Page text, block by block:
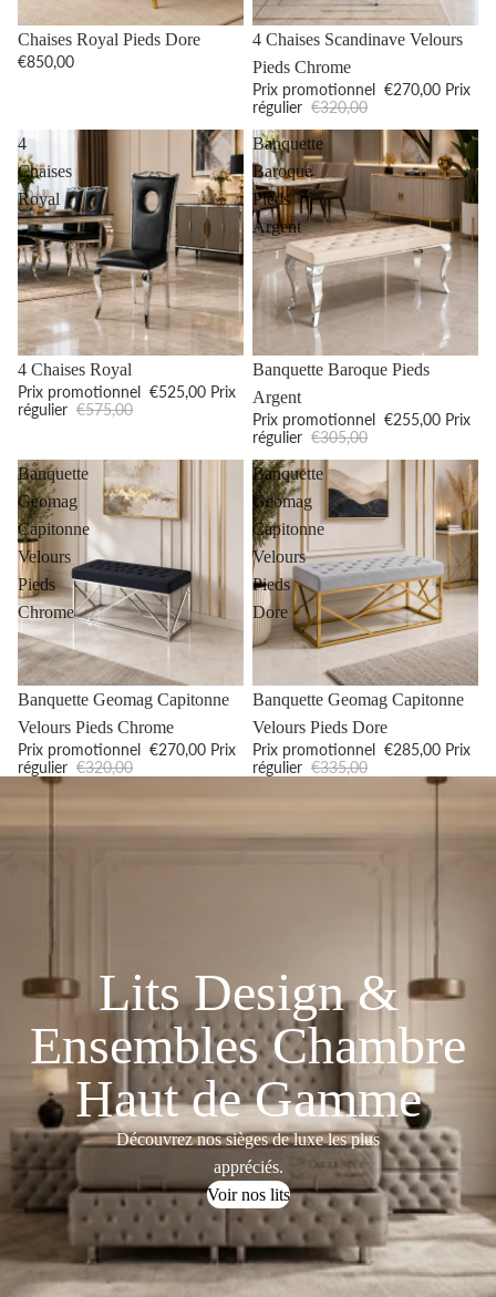
Promotion
Chaises Royal Pieds Dore
€850,00
Promotion
4 Chaises Scandinave Velours
Pieds Chrome
Prix promotionnel €270,00 Prix
régulier €320,00
4
Chaises
Royal
Promotion
4 Chaises Royal
Prix promotionnel €525,00 Prix
régulier €575,00
Banquette
Baroque
Pieds
Argent
Promotion
Banquette Baroque Pieds
Argent
Prix promotionnel €255,00 Prix
régulier €305,00
Banquette
Geomag
Capitonne
Velours
Pieds
Chrome
Promotion
Banquette Geomag Capitonne
Velours Pieds Chrome
Prix promotionnel €270,00 Prix
régulier €320,00
Banquette
Geomag
Capitonne
Velours
Pieds
Dore
Promotion
Banquette Geomag Capitonne
Velours Pieds Dore
Prix promotionnel €285,00 Prix
régulier €335,00
Lits Design &
Ensembles Chambre
Haut de Gamme
Découvrez nos sièges de luxe les plus
appréciés.
Voir nos lits